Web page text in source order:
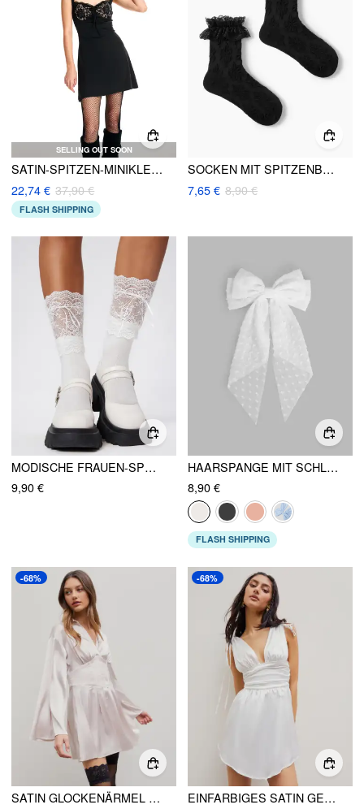
SELLING OUT SOON
SATIN-SPITZEN-MINIKLEID MIT HERZAUSSCHNITT UND KNOTEN
22,74 € 37,90 €
FLASH SHIPPING
SOCKEN MIT SPITZENBESATZ
7,65 € 8,90 €
MODISCHE FRAUEN-SPORTWOLLE STRUMPFHOSEN
9,90 €
HAARSPANGE MIT SCHLEIFE
8,90 €
FLASH SHIPPING
-68%
SATIN GLOCKENÄRMEL KORSETTKLEID
-68%
EINFARBIGES SATIN GERAFFTES MINIKLEID